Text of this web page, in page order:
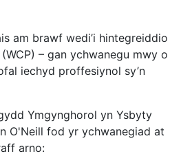
am brawf wedi’i hintegreiddio
– gan ychwanegu mwy o
iechyd proffesiynol sy’n
Ymgynghorol yn Ysbyty
O'Neill fod yr ychwanegiad at
arno: